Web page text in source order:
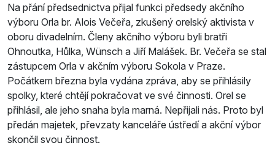
Na přání předsednictva přijal funkci předsedy akčního
výboru Orla br. Alois Večeřa, zkušený orelský aktivista v
oboru divadelním. Členy akčního výboru byli bratři
Ohnoutka, Hůlka, Wünsch a Jiří Malášek. Br. Večeřa se stal
zástupcem Orla v akčním výboru Sokola v Praze.
Počátkem března byla vydána zpráva, aby se přihlásily
spolky, které chtějí pokračovat ve své činnosti. Orel se
přihlásil, ale jeho snaha byla marná. Nepřijali nás. Proto byl
předán majetek, převzaty kanceláře ústředí a akční výbor
skončil svou činnost.